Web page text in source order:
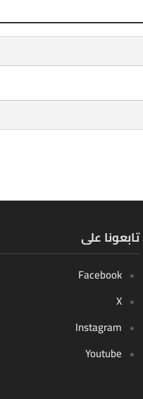
تابعونا على
Facebook
X
Instagram
Youtube